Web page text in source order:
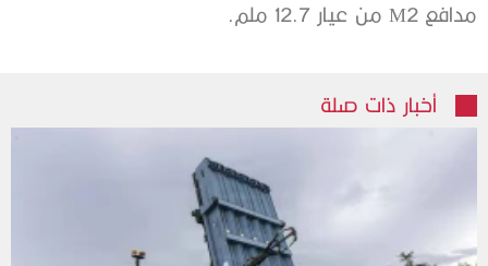
مدافع M2 من عيار 12.7 ملم.
أخبار ذات صلة